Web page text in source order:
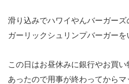
滑り込みでハワイやんバーガーズ
ガーリックシュリンプバーガーを
この日はお昼休みに銀行やお買
あったので用事が終わってから